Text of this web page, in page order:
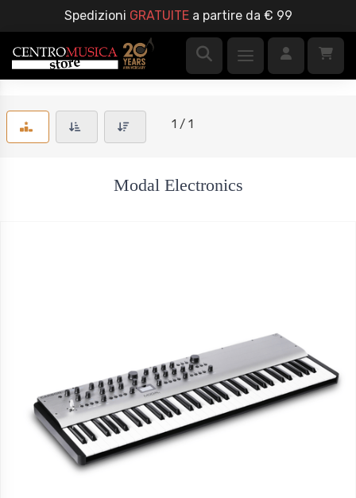
Spedizioni GRATUITEa partire da € 99
1 / 1
Modal Electronics